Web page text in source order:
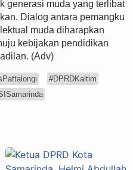
generasi muda yang terlibat
Dialog antara pemangku
muda diharapkan
kebijakan pendidikan
(Adv)
#DPRDKaltim